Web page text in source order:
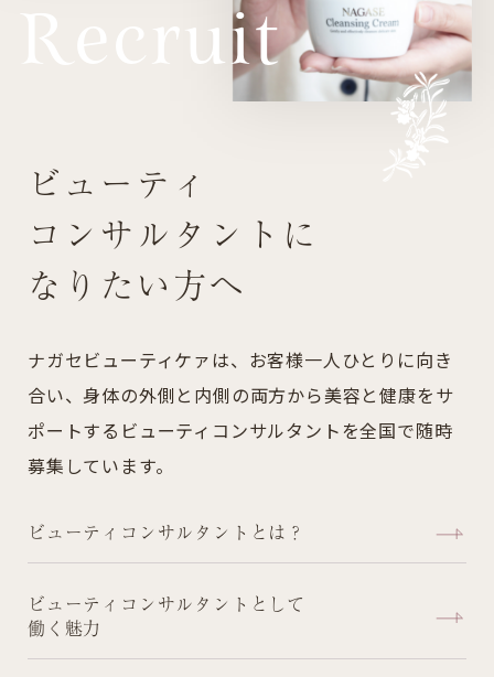
Recruit
ビューティ
コンサルタントに
なりたい方へ
ナガセビューティケァは、お客様一人ひとりに向き
合い、身体の外側と内側の両方から美容と健康をサ
ポートするビューティコンサルタントを全国で随時
募集しています。
ビューティコンサルタントとは？
ビューティコンサルタントとして
働く魅力